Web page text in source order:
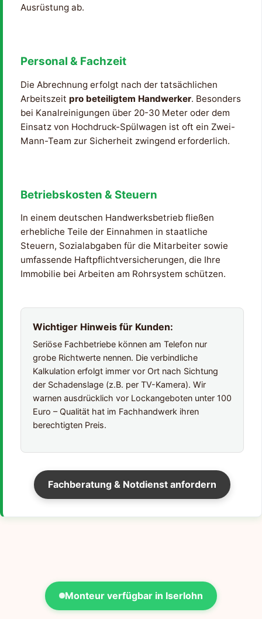
Ausrüstung ab.
Personal & Fachzeit
Die Abrechnung erfolgt nach der tatsächlichen
Arbeitszeit pro beteiligtem Handwerker. Besonders
bei Kanalreinigungen über 20-30 Meter oder dem
Einsatz von Hochdruck-Spülwagen ist oft ein Zwei-
Mann-Team zur Sicherheit zwingend erforderlich.
Betriebskosten & Steuern
In einem deutschen Handwerksbetrieb fließen
erhebliche Teile der Einnahmen in staatliche
Steuern, Sozialabgaben für die Mitarbeiter sowie
umfassende Haftpflichtversicherungen, die Ihre
Immobilie bei Arbeiten am Rohrsystem schützen.
Wichtiger Hinweis für Kunden:
Seriöse Fachbetriebe können am Telefon nur
grobe Richtwerte nennen. Die verbindliche
Kalkulation erfolgt immer vor Ort nach Sichtung
der Schadenslage (z.B. per TV-Kamera). Wir
warnen ausdrücklich vor Lockangeboten unter 100
Euro – Qualität hat im Fachhandwerk ihren
berechtigten Preis.
Fachberatung & Notdienst anfordern
Monteur verfügbar in Iserlohn